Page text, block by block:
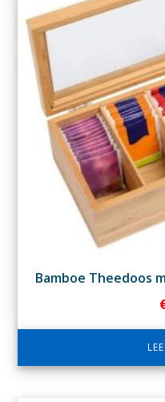
Bamboe Theedoos